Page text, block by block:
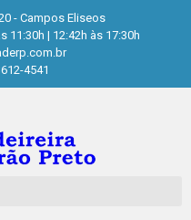
- Campos Eliseos
11:30h | 12:42h às 17:30h
4541